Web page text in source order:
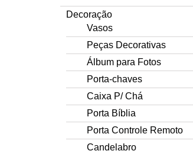
Decoração
Vasos
Peças Decorativas
Álbum para Fotos
Porta-chaves
Caixa P/ Chá
Porta Bíblia
Porta Controle Remoto
Candelabro